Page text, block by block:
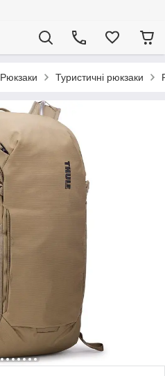
Рюкзаки Туристичні рюкзаки